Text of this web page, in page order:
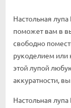
Настольная
поможет вам в
свободно
рукоделием или
этой лупой
аккуратности,
Настольная